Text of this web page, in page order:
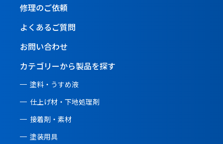
修理のご依頼
よくあるご質問
お問い合わせ
カテゴリーから製品を探す
塗料・うすめ液
仕上げ材・下地処理剤
接着剤・素材
塗装用具